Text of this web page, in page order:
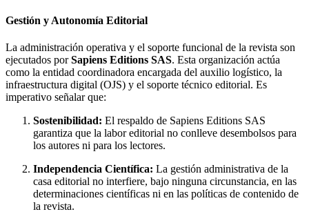
Gestión y Autonomía Editorial
La administración operativa y el soporte funcional de la revista son
ejecutados porSapiens Editions SAS. Esta organización actúa
como la entidad coordinadora encargada del auxilio logístico, la
infraestructura digital (OJS) y el soporte técnico editorial. Es
imperativo señalar que:
Sostenibilidad: El respaldo de Sapiens Editions SAS
garantiza que la labor editorial no conlleve desembolsos para
los autores ni para los lectores.
Independencia Científica: La gestión administrativa de la
casa editorial no interfiere, bajo ninguna circunstancia, en las
determinaciones científicas ni en las políticas de contenido de
la revista.